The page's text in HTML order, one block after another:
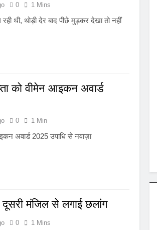
0 1 Mins
थी, थोड़ी देर बाद पीछे मुड़कर देखा तो नहीं
को वीमेन आइकन अवार्ड
0 1 Min
अवार्ड 2025 उपाधि से नवाज़ा
दूसरी मंजिल से लगाई छलांग
0 1 Mins